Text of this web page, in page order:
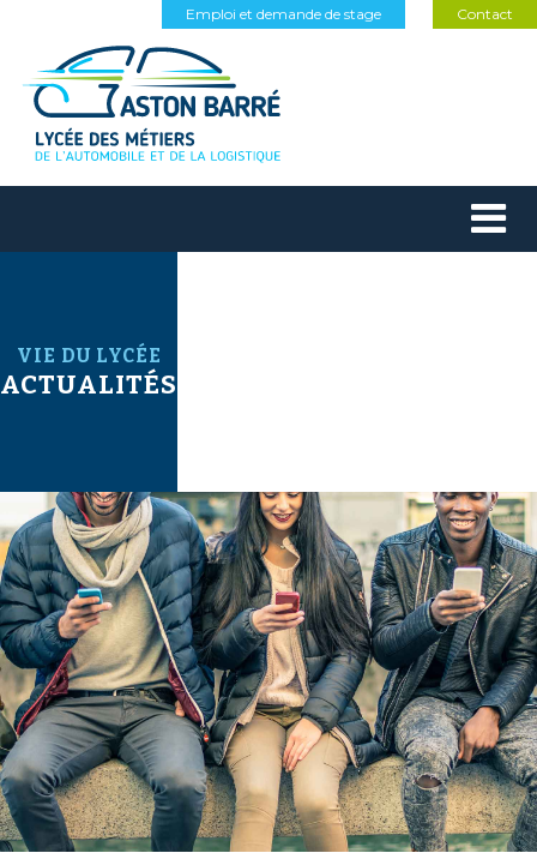
Contact
Emploi et demande de stage
VIE DU LYCÉE
ACTUALITÉS